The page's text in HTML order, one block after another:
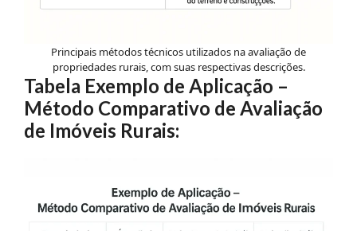
Principais métodos técnicos utilizados na avaliação de
propriedades rurais, com suas respectivas descrições.
Tabela Exemplo de Aplicação –
Método Comparativo de Avaliação
de Imóveis Rurais: